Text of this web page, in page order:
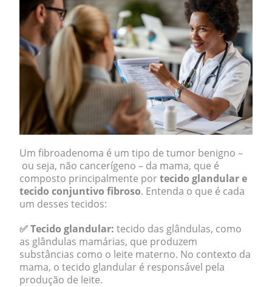
Um fibroadenoma é um tipo de tumor benigno –
ou seja, não cancerígeno – da mama, que é
composto principalmente portecido glandular e
tecido conjuntivo fibroso. Entenda o que é cada
um desses tecidos:
✅Tecido glandular: tecido das glândulas, como
as glândulas mamárias, que produzem
substâncias como o leite materno. No contexto da
mama, o tecido glandular é responsável pela
produção de leite.